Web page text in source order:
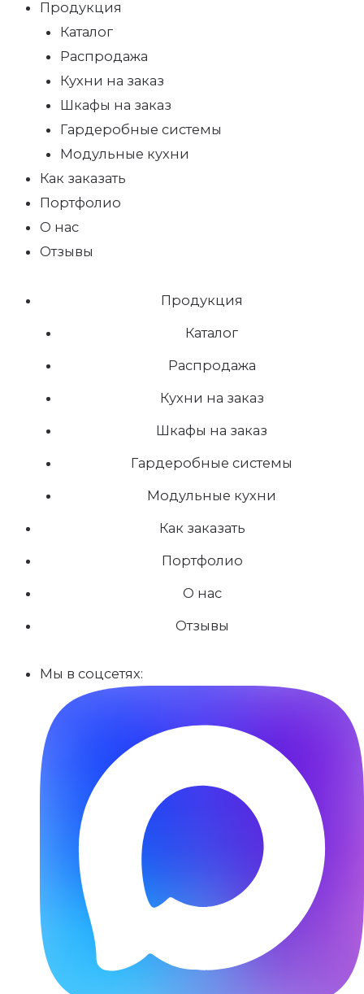
Продукция
Каталог
Распродажа
Кухни на заказ
Шкафы на заказ
Гардеробные системы
Модульные кухни
Как заказать
Портфолио
О нас
Отзывы
Продукция
Каталог
Распродажа
Кухни на заказ
Шкафы на заказ
Гардеробные системы
Модульные кухни
Как заказать
Портфолио
О нас
Отзывы
Мы в соцсетях: